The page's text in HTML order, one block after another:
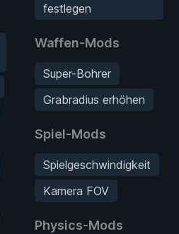
festlegen
Waffen-Mods
Super-Bohrer
Grabradius erhöhen
Spiel-Mods
Spielgeschwindigkeit
Kamera FOV
Physics-Mods